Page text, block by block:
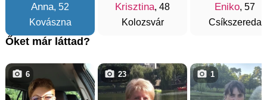
Anna, 52
Kovászna
Krisztina, 48
Kolozsvár
Eniko, 57
Csíkszereda
Őket már láttad?
6 23 1